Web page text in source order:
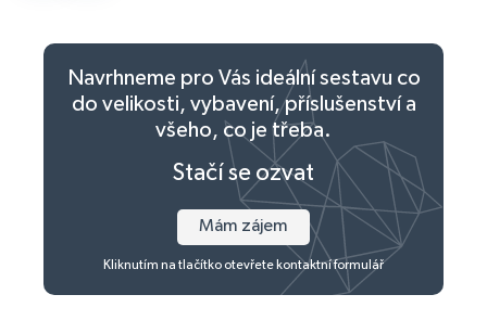
Navrhneme pro Vás ideální sestavu co
do velikosti, vybavení, příslušenství a
všeho, co je třeba.
Stačí se ozvat
Mám zájem
Kliknutím na tlačítko otevřete kontaktní formulář